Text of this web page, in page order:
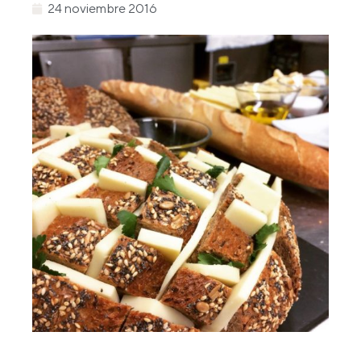
24 noviembre 2016